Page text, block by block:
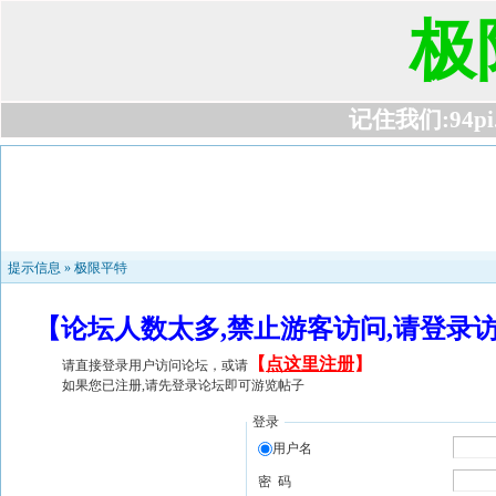
极
记住我们
提示信息 » 极限平特
【论坛人数太多,禁止游客访问,请登
请直接登录用户访问论坛，或请 【 点这里注册】
如果您已注册,请先登录论坛即可游览帖子
登录
用户名
密 码